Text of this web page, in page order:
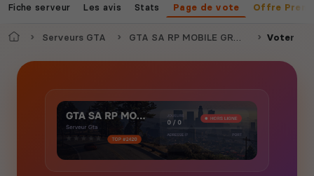
Fiche serveur Les avis Stats Page de vote Offre
AccueilServeurs GTA GTA SA RP MOBILE GRATUIT Voter